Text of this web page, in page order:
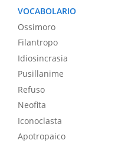
VOCABOLARIO
Ossimoro
Filantropo
Idiosincrasia
Pusillanime
Refuso
Neofita
Iconoclasta
Apotropaico